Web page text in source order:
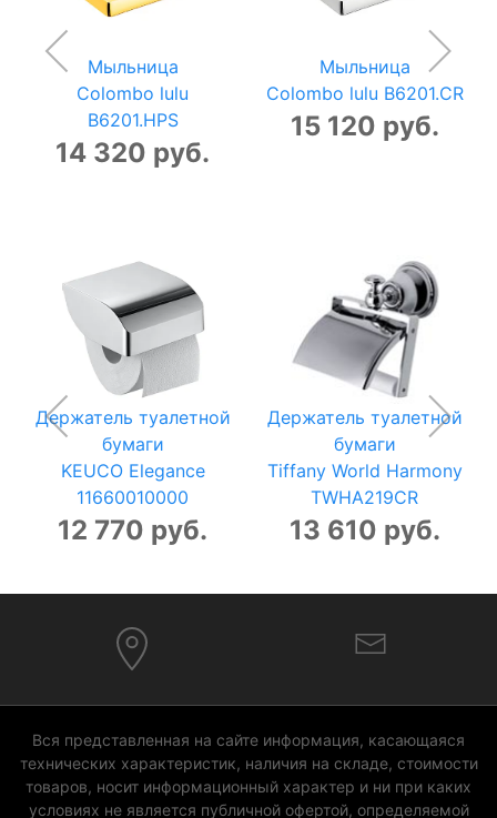
Мыльница
Colombo lulu
B6201.HPS
14 320 руб.
Мыльница
Colombo lulu B6201.CR
15 120 руб.
Держатель туалетной
бумаги
KEUCO Elegance
11660010000
12 770 руб.
Держатель туалетной
бумаги
Tiffany World Harmony
TWHA219CR
13 610 руб.
Вся представленная на сайте информация, касающаяся
технических характеристик, наличия на складе, стоимости
товаров, носит информационный характер и ни при каких
условиях не является публичной офертой, определяемой